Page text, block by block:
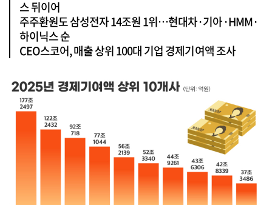
스 뒤이어
주주환원도 삼성전자 14조원 1위…현대차·기아·HMM·
하이닉스 순
CEO스코어, 매출 상위 100대 기업 경제기여액 조사